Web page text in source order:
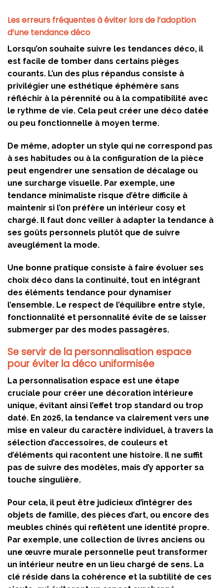
Les erreurs fréquentes à éviter lors de l’adoption
d’une tendance déco
Lorsqu’on souhaite suivre les tendances déco, il
est facile de tomber dans certains pièges
courants. L’un des plus répandus consiste à
privilégier une esthétique éphémère sans
réfléchir à la pérennité ou à la compatibilité avec
le rythme de vie. Cela peut créer une déco datée
ou peu fonctionnelle à moyen terme.
De même, adopter un style qui ne correspond pas
à ses habitudes ou à la configuration de la pièce
peut engendrer une sensation de décalage ou
une surcharge visuelle. Par exemple, une
tendance minimaliste risque d’être difficile à
maintenir si l’on préfère un intérieur cosy et
chargé. Il faut donc veiller à adapter la tendance à
ses goûts personnels plutôt que de suivre
aveuglément la mode.
Une bonne pratique consiste à faire évoluer ses
choix déco dans la continuité, tout en intégrant
des éléments tendance pour dynamiser
l’ensemble. Le respect de l’équilibre entre style,
fonctionnalité et personnalité évite de se laisser
submerger par des modes passagères.
Se servir de la personnalisation espace
pour éviter la déco uniformisée
La personnalisation espace est une étape
cruciale pour créer une décoration intérieure
unique, évitant ainsi l’effet trop standard ou trop
daté. En 2026, la tendance va clairement vers une
mise en valeur du caractère individuel, à travers la
sélection d’accessoires, de couleurs et
d’éléments qui racontent une histoire. Il ne suffit
pas de suivre des modèles, mais d’y apporter sa
touche singulière.
Pour cela, il peut être judicieux d’intégrer des
objets de famille, des pièces d’art, ou encore des
meubles chinés qui reflètent une identité propre.
Par exemple, une collection de livres anciens ou
une œuvre murale personnelle peut transformer
un intérieur neutre en un lieu chargé de sens. La
clé réside dans la cohérence et la subtilité de ces